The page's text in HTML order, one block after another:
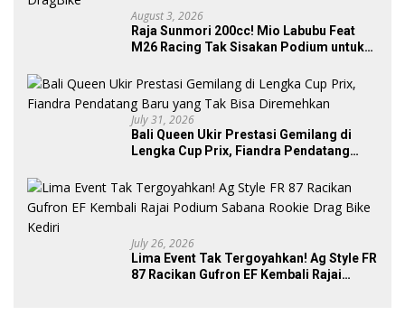
August 3, 2026
Raja Sunmori 200cc! Mio Labubu Feat
M26 Racing Tak Sisakan Podium untuk
July 31, 2026
Bali Queen Ukir Prestasi Gemilang di
Lengka Cup Prix, Fiandra Pendatang
July 26, 2026
Lima Event Tak Tergoyahkan! Ag Style FR
87 Racikan Gufron EF Kembali Rajai